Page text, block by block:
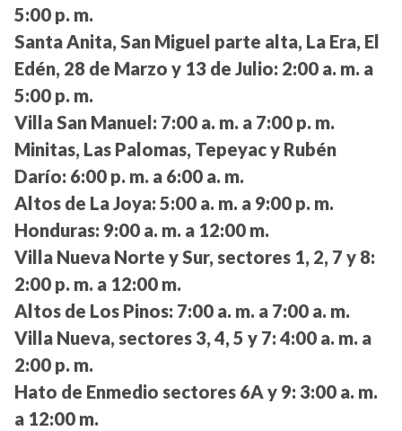
5:00 p. m.
Santa Anita, San Miguel parte alta, La Era, El
Edén, 28 de Marzo y 13 de Julio: 2:00 a. m. a
5:00 p. m.
Villa San Manuel: 7:00 a. m. a 7:00 p. m.
Minitas, Las Palomas, Tepeyac y Rubén
Darío: 6:00 p. m. a 6:00 a. m.
Altos de La Joya: 5:00 a. m. a 9:00 p. m.
Honduras: 9:00 a. m. a 12:00 m.
Villa Nueva Norte y Sur, sectores 1, 2, 7 y 8:
2:00 p. m. a 12:00 m.
Altos de Los Pinos: 7:00 a. m. a 7:00 a. m.
Villa Nueva, sectores 3, 4, 5 y 7: 4:00 a. m. a
2:00 p. m.
Hato de Enmedio sectores 6A y 9: 3:00 a. m.
a 12:00 m.